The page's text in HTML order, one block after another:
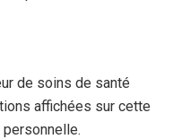
de soins de santé
affichées sur cette